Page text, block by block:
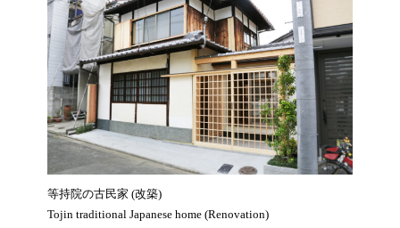
等持院の古民家 (改築)
Tojin traditional Japanese home (Renovation)